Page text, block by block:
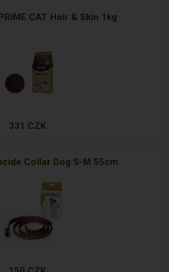
CAT Hair & Skin 1kg
331 CZK
Collar Dog S-M 55cm